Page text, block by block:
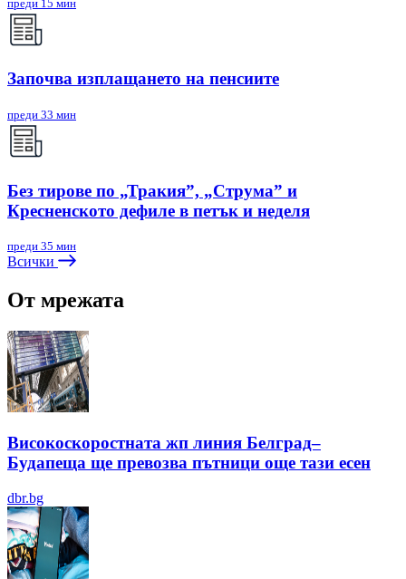
преди 15 мин
Започва изплащането на пенсиите
преди 33 мин
Без тирове по „Тракия”, „Струма” и
Кресненското дефиле в петък и неделя
преди 35 мин
Всички
От мрежата
Високоскоростната жп линия Белград–
Будапеща ще превозва пътници още тази есен
dbr.bg